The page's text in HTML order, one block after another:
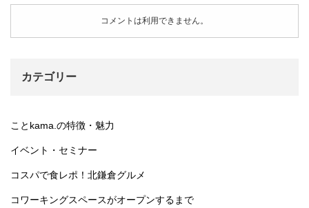
コメントは利用できません。
カテゴリー
ことkama.の特徴・魅力
イベント・セミナー
コスパで食レポ！北鎌倉グルメ
コワーキングスペースがオープンするまで